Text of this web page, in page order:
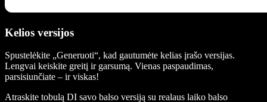
Kelios versijos
Spustelėkite „Generuoti“, kad gautumėte kelias įrašo versijas.
Lengvai keiskite greitį ir garsumą. Vienas paspaudimas,
parsisiunčiate – ir viskas!
Atraskite tobulą DI savo balso versiją su realaus laiko balso